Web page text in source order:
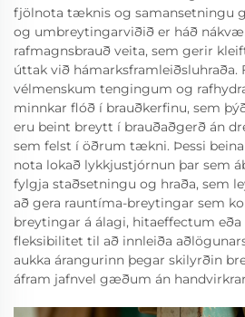
fjölnota tæknis og samansetningu
og umbreytingarviðið er háð
rafmagnsbrauð veita, sem gerir
úttak við hámarksframleiðsluhraða.
vélmenskum tengingum og
minnkar flóð í brauðkerfinu, sem
eru beint breytt í brauðaðgerð án
sem felst í öðrum tækni. Þessi
nota lokað lykkjustjórnun þar sem
fylgja staðsetningu og hraða, sem
að gera rauntíma-breytingar sem
breytingar á álagi, hitaeffectum
fleksibilitet til að innleiða
aukka árangurinn þegar skilyrðin
áfram jafnvel gæðum án